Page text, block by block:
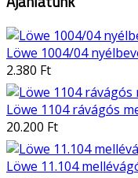
Löwe 1004/04
2.380 Ft
Löwe 1104 rávágós
20.200 Ft
Löwe 11.104